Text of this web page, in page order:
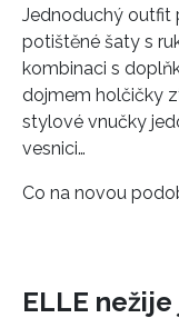
Jednoduchý outfit
potištěné šaty s
kombinaci s
dojmem holčičky
stylové vnučky
vesnici…
Co na novou
ELLE